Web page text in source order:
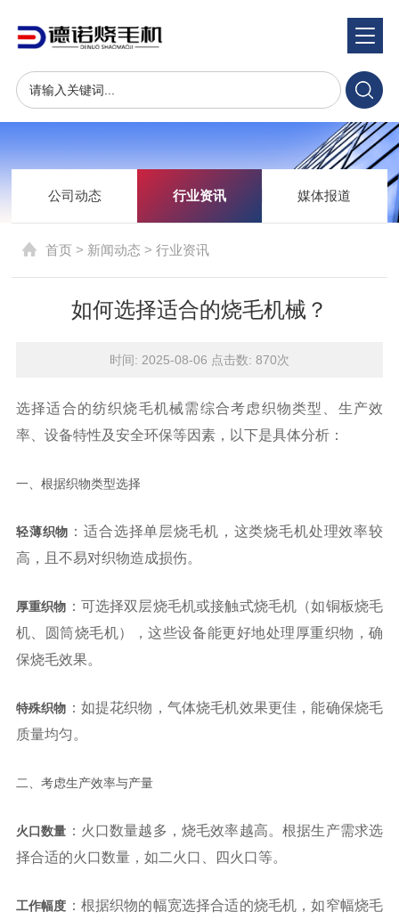
新闻动态 News & Trends
公司动态 行业资讯 媒体报道
首页 > 新闻动态 >行业资讯
如何选择适合的烧毛机械？
时间: 2025-08-06 点击数: 870次
选择适合的纺织烧毛机械需综合考虑织物类型、生产效
率、设备特性及安全环保等因素，以下是具体分析：
一、根据织物类型选择
轻薄织物 ：适合选择单层烧毛机，这类烧毛机处理效率较
高，且不易对织物造成损伤。
厚重织物 ：可选择双层烧毛机或接触式烧毛机（如铜板烧毛
机、圆筒烧毛机），这些设备能更好地处理厚重织物，确
保烧毛效果。
特殊织物 ：如提花织物，气体烧毛机效果更佳，能确保烧毛
质量均匀。
二、考虑生产效率与产量
火口数量 ：火口数量越多，烧毛效率越高。根据生产需求选
择合适的火口数量，如二火口、四火口等。
工作幅度 ：根据织物的幅宽选择合适的烧毛机，如窄幅烧毛